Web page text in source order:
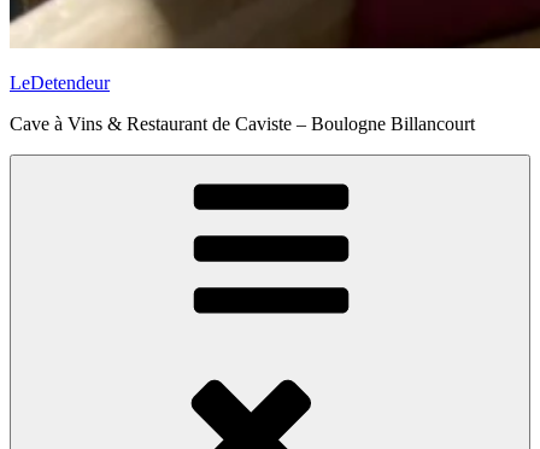
LeDetendeur
Cave à Vins & Restaurant de Caviste – Boulogne Billancourt